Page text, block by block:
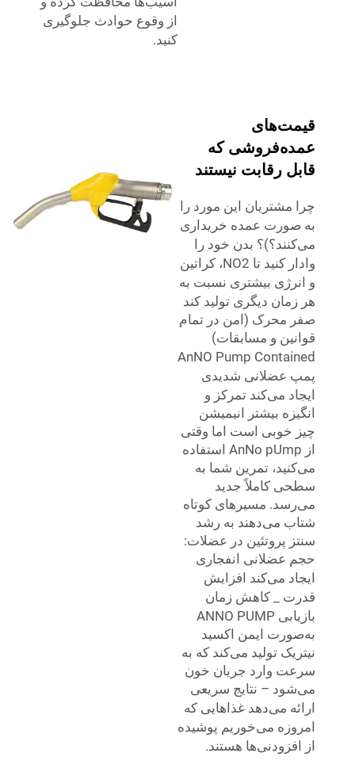
از وقوع حوادث جلوگیری
کنید.
قیمت‌های
عمده‌فروشی که
قابل رقابت نیستند
چرا مشتریان این مورد را
به صورت عمده خریداری
می‌کنند؟)؟ بدن خود را
وادار کنید تا NO2، کراتین
و انرژی بیشتری نسبت به
هر زمان دیگری تولید کند
صفر محرک (امن در تمام
قوانین و مسابقات)
AnNO Pump Contained
پمپ عضلانی شدیدی
ایجاد می‌کند تمرکز و
انگیزه بیشتر انیمیشن
چیز خوبی است اما وقتی
از AnNo pUmp استفاده
می‌کنید، تمرین شما به
سطحی کاملاً جدید
می‌رسد. مسیرهای کوتاه
شتاب می‌دهند به رشد
سنتز پروتئین در عضلات:
حجم عضلانی انفجاری
ایجاد می‌کند افزایش
قدرت _ کاهش زمان
بازیابی ANNO PUMP
به‌صورت ایمن اکسید
نیتریک تولید می‌کند که به
سرعت وارد جریان خون
می‌شود – نتایج سریعی
ارائه می‌دهد غذاهایی که
امروزه می‌خوریم پوشیده
از افزودنی‌ها هستند.